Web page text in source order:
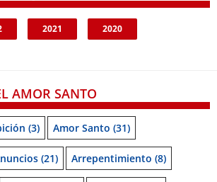
2021 2020
AMOR SANTO
(3) Amor Santo (31)
(21) Arrepentimiento (8)